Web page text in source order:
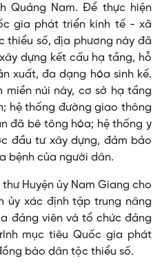
Quảng Nam. Để thực hiện
gia phát triển kinh tế - xã
thiểu số, địa phương này đã
dựng kết cấu hạ tầng, hỗ
xuất, đa dạng hóa sinh kế.
miền núi này, cơ sở hạ tầng
hệ thống đường giao thông
đã bê tông hóa; hệ thống y
đầu tư xây dựng, đảm bảo
bệnh của người dân.
Huyện ủy Nam Giang cho
ủy xác định tập trung nâng
đảng viên và tổ chức đảng
mục tiêu Quốc gia phát
bào dân tộc thiểu số.